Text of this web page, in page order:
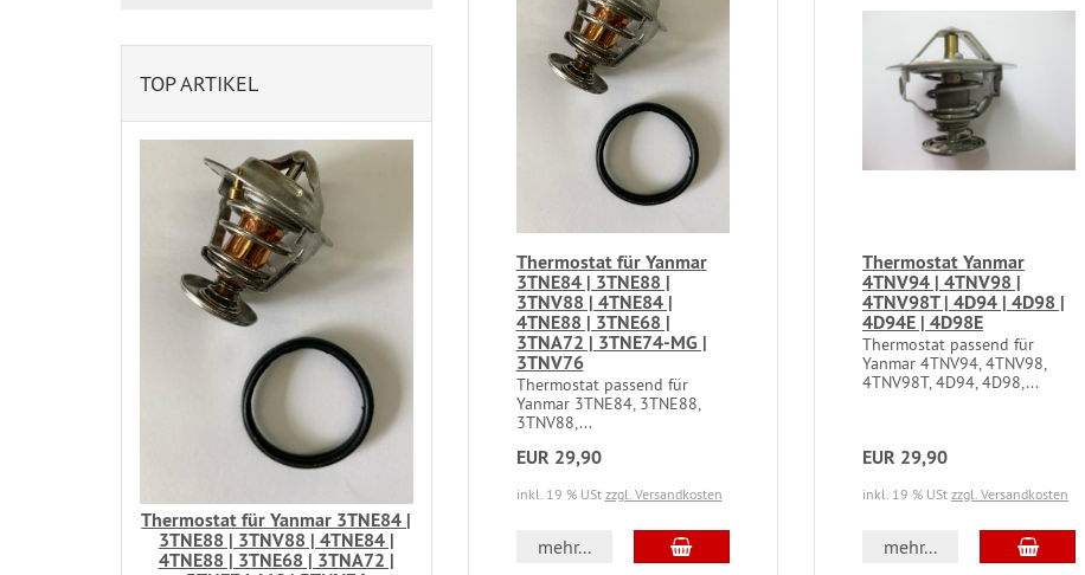
Thermostat für Yanmar
3TNE84 | 3TNE88 |
3TNV88 | 4TNE84 |
4TNE88 | 3TNE68 |
3TNA72 | 3TNE74-MG |
3TNV76
Thermostat passend für
Yanmar 3TNE84, 3TNE88,
3TNV88,...
EUR 29,90
inkl. 19 % USt zzgl. Versandkosten
mehr...
Thermostat Yanmar
4TNV94 | 4TNV98 |
4TNV98T | 4D94 | 4D98 |
4D94E | 4D98E
Thermostat passend für
Yanmar 4TNV94, 4TNV98,
4TNV98T, 4D94, 4D98,...
EUR 29,90
inkl. 19 % USt zzgl. Versandkosten
mehr...
TOP ARTIKEL
Thermostat für Yanmar 3TNE84 |
3TNE88 | 3TNV88 | 4TNE84 |
4TNE88 | 3TNE68 | 3TNA72 |